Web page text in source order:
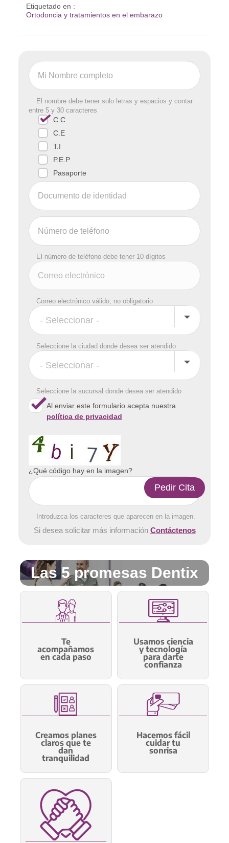
Etiquetado en :
Ortodoncia y tratamientos en el embarazo
El nombre debe tener solo letras y espacios y contar
entre 5 y 30 caracteres
C.C
C.E
T.I
P.E.P
Pasaporte
El número de teléfono debe tener 10 dígitos
Correo electrónico válido, no obligatorio
Seleccione la ciudad donde desea ser atendido
Seleccione la sucursal donde desea ser atendido
Al enviar este formulario acepta nuestra
política de privacidad
¿Qué código hay en la imagen?
Introduzca los caracteres que aparecen en la imagen.
Si desea solicitar más información Contáctenos
Las 5 promesas Dentix
Te
acompañamos
en cada paso
Usamos ciencia
y tecnología
para darte
confianza
Creamos planes
claros que te
dan
tranquilidad
Hacemos fácil
cuidar tu
sonrisa